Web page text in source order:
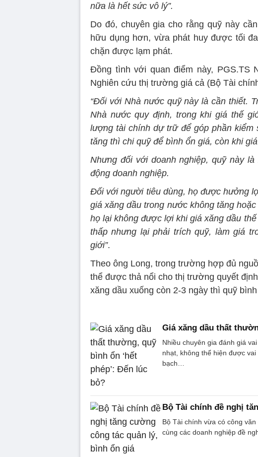
nữa là hết sức vô lý”.
Do đó, chuyên gia cho rằng quỹ này
hữu dụng hơn, vừa phát huy được tối
chặn được lạm phát.
Đồng tình với quan điểm này, PGS.TS
Nghiên cứu thị trường giá cả (Bộ Tài
“Đối với Nhà nước quỹ này là cần thiết.
Nhà nước quy định, trong khi giá thế
lượng tài chính dự trữ để góp phần
tăng thì chi quỹ để bình ổn giá, còn khi
Nhưng đối với doanh nghiệp, quỹ này
động doanh nghiệp.
Đối với người tiêu dùng, họ được hưởng
giá xăng dầu trong nước không tăng
họ lại không được lợi khi giá xăng dầu
thấp nhưng lại phải trích quỹ, làm giá
giới”.
Theo ông Long, trong trường hợp đủ
thể được thả nổi cho thị trường quyết
xăng dầu xuống còn 2-3 ngày thì quỹ
Giá xăng dầu thất
Nhiều chuyên gia đánh giá
nhạt, không thể hiện được
bạch…
Bộ Tài chính đề nghị
Bộ Tài chính vừa có công
cùng các doanh nghiệp đề